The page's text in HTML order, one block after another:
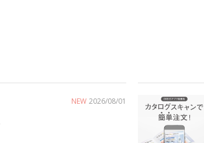
NEW 2026/08/01